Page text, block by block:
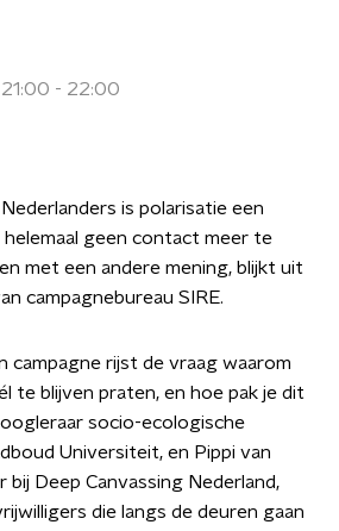
- 22:00
is polarisatie een
geen contact meer te
met een andere mening, blijkt uit
campagnebureau SIRE.
campagne rijst de vraag waarom
te blijven praten, en hoe pak je dit
socio-ecologische
Universiteit, en Pippi van
bij Deep Canvassing Nederland,
die langs de deuren gaan